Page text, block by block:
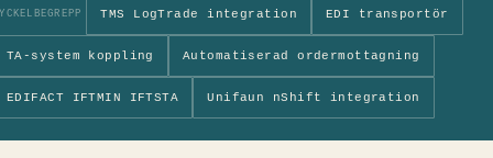
TMS LogTrade integration EDI transportör
TA-system koppling Automatiserad ordermottagning
EDIFACT IFTMIN IFTSTA Unifaun nShift integration